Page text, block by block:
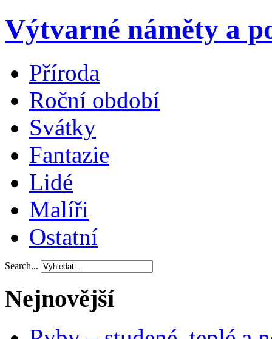
Výtvarné náměty a
Příroda
Roční období
Svátky
Fantazie
Lidé
Malíři
Ostatní
Search...
Nejnovější